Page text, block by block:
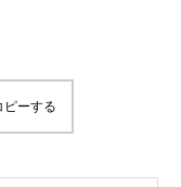
ピーする